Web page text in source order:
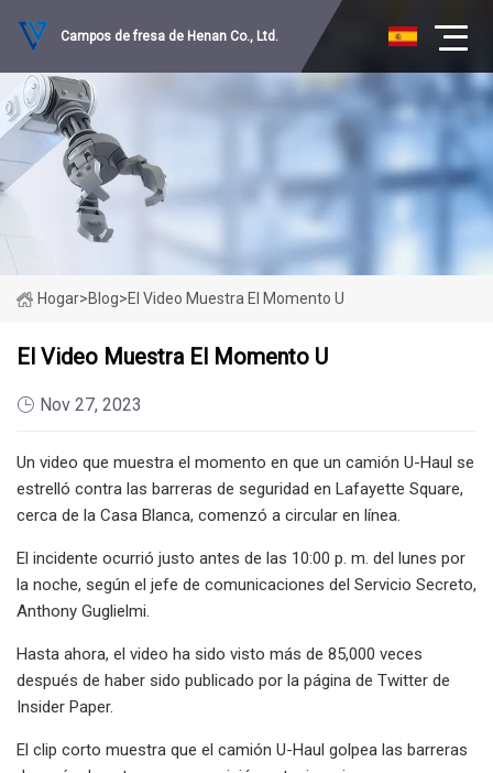
Campos de fresa de Henan Co., Ltd.
Hogar>Blog>El Video Muestra El Momento U
El Video Muestra El Momento U
Nov 27, 2023
Un video que muestra el momento en que un camión U-Haul se
estrelló contra las barreras de seguridad en Lafayette Square,
cerca de la Casa Blanca, comenzó a circular en línea.
El incidente ocurrió justo antes de las 10:00 p. m. del lunes por
la noche, según el jefe de comunicaciones del Servicio Secreto,
Anthony Guglielmi.
Hasta ahora, el video ha sido visto más de 85,000 veces
después de haber sido publicado por la página de Twitter de
Insider Paper.
El clip corto muestra que el camión U-Haul golpea las barreras